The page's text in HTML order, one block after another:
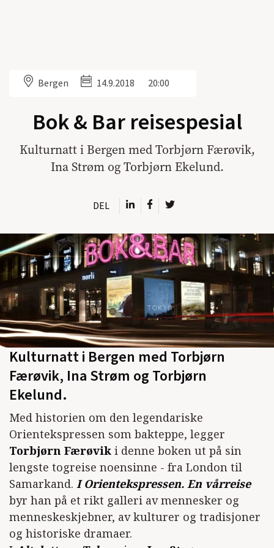
Bergen 14.9.2018 20:00
Bok & Bar reisespesial
Kulturnatt i Bergen med Torbjørn Færøvik,
Ina Strøm og Torbjørn Ekelund.
DEL
Kulturnatt i Bergen med Torbjørn
Færøvik, Ina Strøm og Torbjørn
Ekelund.
Med historien om den legendariske
Orientekspressen som bakteppe, legger
Torbjørn Færøvik i denne boken ut på sin
lengste togreise noensinne - fra London til
Samarkand. I Orientekspressen. En vårreise
byr han på et rikt galleri av mennesker og
menneskeskjebner, av kulturer og tradisjoner
og historiske dramaer.